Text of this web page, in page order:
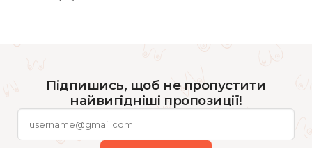
високою посадкою або легкого трикотажу.
мікрофібри, бавовни або еластичних безшовних матеріалів.
Вони добре пропускають повітря, не створюють зайвого
тиску та комфортно відчуваються протягом дня.
Мереживні варіанти більше підходять для вечірніх
комплектів або як акцент у багатошарових образах.
Підпишись, щоб не пропустити
найвигідніші пропозиції!